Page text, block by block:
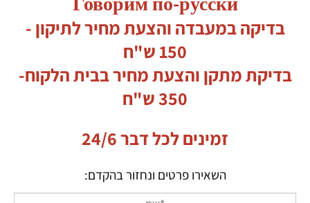
בדיקה במעבדה והצעת מחיר לתיקון -
150 ש"ח
בדיקת מתקן והצעת מחיר בבית הלקוח-
350 ש"ח
זמינים לכל דבר 24/6
השאירו פרטים ונחזור בהקדם: